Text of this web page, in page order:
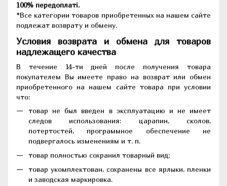
100% передоплаті.
*Все категории товаров приобретенных на нашем сайте
подлежат возврату и обмену.
Условия возврата и обмена для товаров
надлежащего качества
В течение 14-ти дней после получения товара
покупателем Вы имеете право на возврат или обмен
приобретенного на нашем сайте товара при условии
что:
товар не был введен в эксплуатацию и не имеет
следов использования: царапин, сколов,
потертостей, программное обеспечение не
подвергалось изменениям и т. п.
товар полностью сохранил товарный вид;
товар укомплектован, сохранены все ярлыки, пленки
и заводская маркировка.